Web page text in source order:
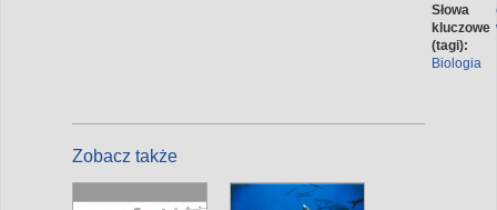
Słowa
kluczowe
(tagi):
Biologia
Zobacz także